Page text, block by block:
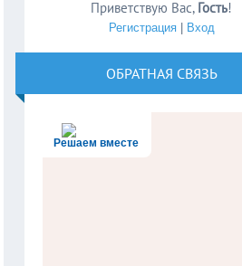
Приветствую Вас, Гость!
Регистрация| Вход
ОБРАТНАЯ СВЯЗЬ
Решаем вместе